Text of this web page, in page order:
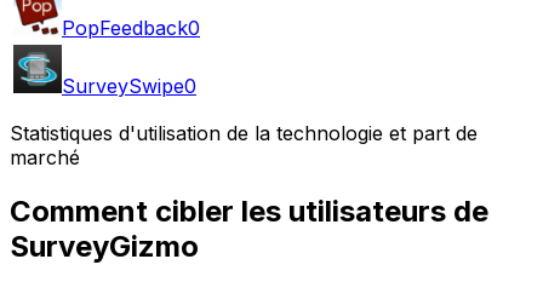
PopFeedback0
SurveySwipe0
Statistiques d'utilisation de la technologie et part de
marché
Comment cibler les utilisateurs de
SurveyGizmo